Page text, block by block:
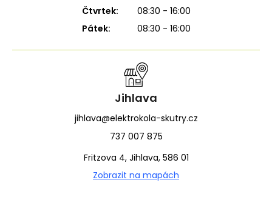
Čtvrtek:
08:30 - 16:00
Pátek:
08:30 - 16:00
Jihlava
jihlava@elektrokola-skutry.cz
737 007 875
Fritzova 4, Jihlava, 586 01
Zobrazit na mapách